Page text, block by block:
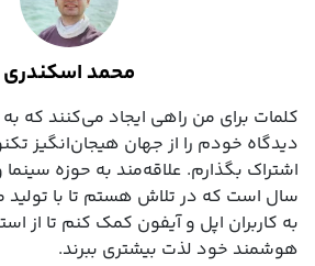
محمد اسکندری
کلمات برای من راهی ایجاد می‌کنند که
دیدگاه خودم را از جهان هیجان‌انگیز
اشتراک بگذارم. علاقه‌مند به حوزه
سال است که در تلاش هستم تا با تولید
به کاربران اپل و آیفون کمک کنم تا از
هوشمند خود لذت بیشتری ببرند.